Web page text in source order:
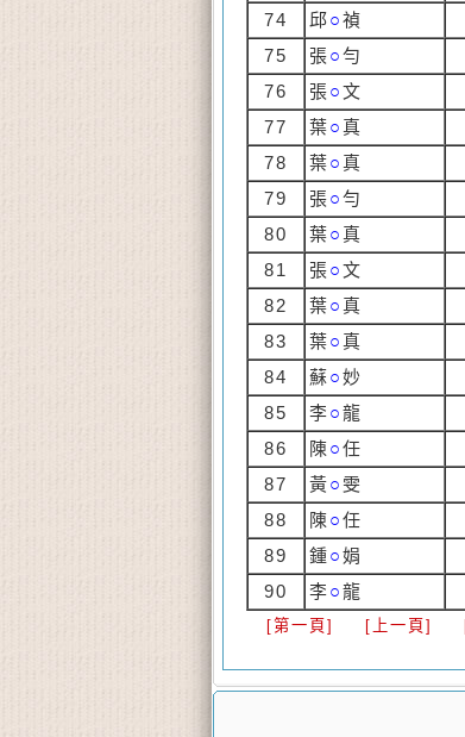
74 邱○禎
75 張○勻
76 張○文
77 葉○真
78 葉○真
79 張○勻
80 葉○真
81 張○文
82 葉○真
83 葉○真
84 蘇○妙
85 李○龍
86 陳○任
87 黃○ 雯
88 陳○任
89 鍾○娟
90 李○龍
[第一頁] [上一頁]